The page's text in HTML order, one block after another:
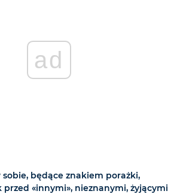
ad
sobie, będące znakiem porażki,
«innymi», nieznanymi, żyjącymi